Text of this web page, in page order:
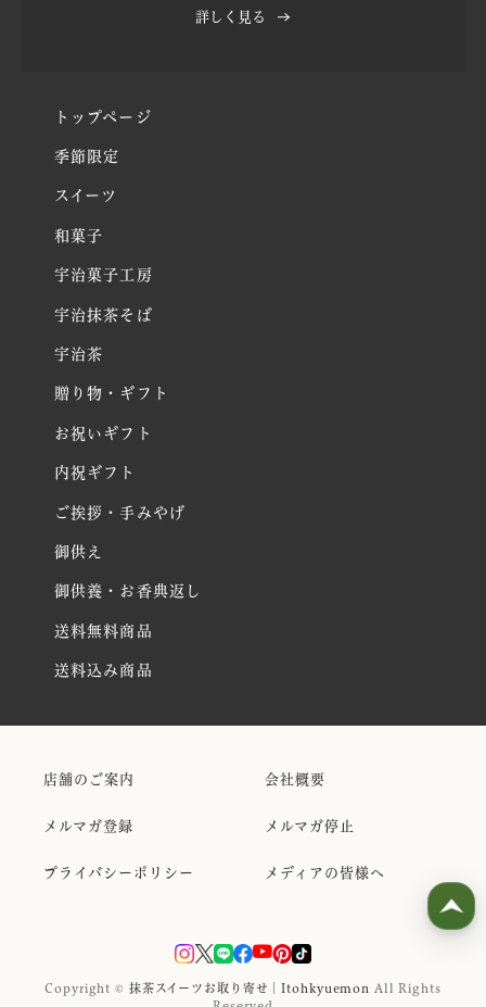
詳しく見る
トップページ
季節限定
スイーツ
和菓子
宇治菓子工房
宇治抹茶そば
宇治茶
贈り物・ギフト
お祝いギフト
内祝ギフト
ご挨拶・手みやげ
御供え
御供養・お香典返し
送料無料商品
送料込み商品
店舗のご案内 会社概要
メルマガ登録 メルマガ停止
プライバシーポリシー メディアの皆様へ
Copyright © 抹茶スイーツお取り寄せ｜Itohkyuemon
All Rights